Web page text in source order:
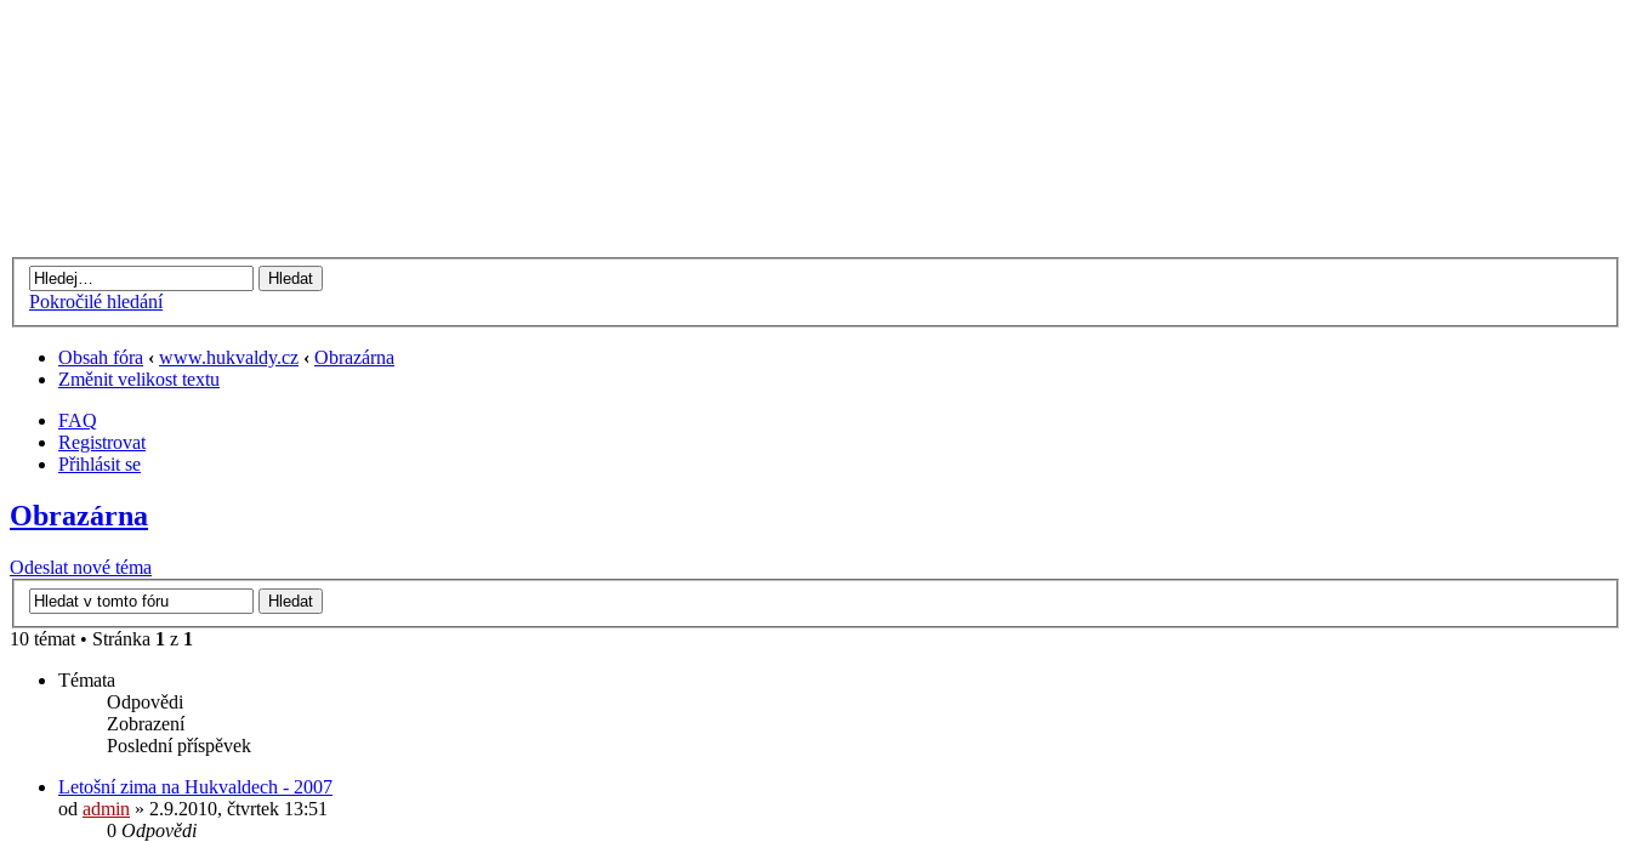
Pokročilé hledání
Obsah fóra ‹ www.hukvaldy.cz ‹ Obrazárna
Změnit velikost textu
FAQ
Registrovat
Přihlásit se
Obrazárna
Odeslat nové téma
10 témat • Stránka 1 z 1
Témata
Odpovědi
Zobrazení
Poslední příspěvek
Letošní zima na Hukvaldech - 2007
od admin » 2.9.2010, čtvrtek 13:51
0 Odpovědi